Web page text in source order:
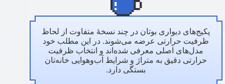
پکیج‌های دیواری بوتان در چند نسخۀ متفاوت از لحاظ
ظرفیت حرارتی عرضه می‌شوند. در این مطلب خود
مدل‌های اصلی معرفی شده‌اند و انتخاب ظرفیت
حرارتی دقیق به متراژ و شرایط آب‌وهوایی خانه‌تان
بستگی دارد.